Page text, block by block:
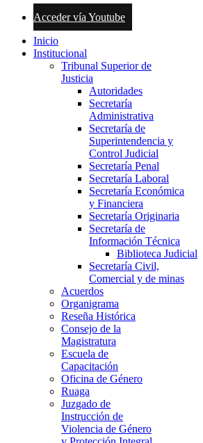
Acceder vía Youtube
Inicio
Institucional
Tribunal Superior de
Justicia
Autoridades
Secretaría
Administrativa
Secretaría de
Superintendencia y
Control Judicial
Secretaría Penal
Secretaría Laboral
Secretaría Económica
y Financiera
Secretaría Originaria
Secretaría de
Información Técnica
Biblioteca Judicial
Secretaría Civil,
Comercial y de minas
Acuerdos
Organigrama
Reseña Histórica
Consejo de la
Magistratura
Escuela de
Capacitación
Oficina de Género
Ruaga
Juzgado de
Instrucción de
Violencia de Género